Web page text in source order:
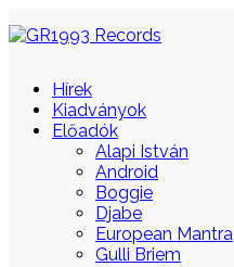
Hírek
Kiadványok
Előadók
Alapi István
Android
Boggie
Djabe
European Mantra
Gulli Briem